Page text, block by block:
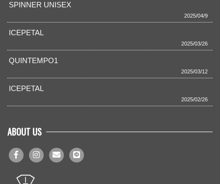
SPINNER UNISEX
2025/04/9
ICEPETAL
2025/03/26
QUINTEMPO1
2025/03/12
ICEPETAL
2025/02/26
ABOUT US